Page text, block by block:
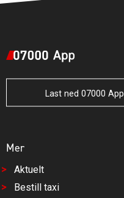
Last ned 07000 App
Mer
Aktuelt
Bestill taxi